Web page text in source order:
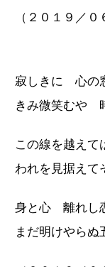
（２０１９／０
寂しきに 心の
きみ微笑むや
この線を越えて
われを見据えて
身と心 離れし
まだ明けやらぬ